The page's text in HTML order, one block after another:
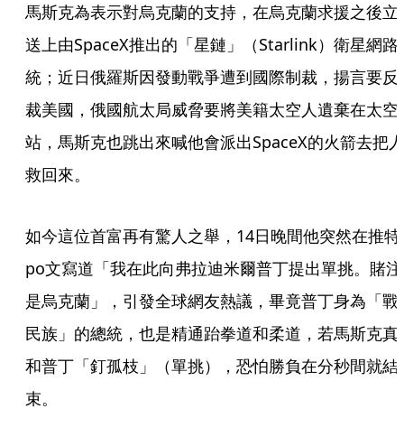
馬斯克為表示對烏克蘭的支持，在烏克蘭求援之後立
送上由SpaceX推出的「星鏈」（Starlink）衛星網路
統；近日俄羅斯因發動戰爭遭到國際制裁，揚言要反
裁美國，俄國航太局威脅要將美籍太空人遺棄在太空
站，馬斯克也跳出來喊他會派出SpaceX的火箭去把人
救回來。
如今這位首富再有驚人之舉，14日晚間他突然在推特
po文寫道「我在此向弗拉迪米爾普丁提出單挑。賭注
是烏克蘭」，引發全球網友熱議，畢竟普丁身為「戰
民族」的總統，也是精通跆拳道和柔道，若馬斯克真
和普丁「釘孤枝」（單挑），恐怕勝負在分秒間就結
束。